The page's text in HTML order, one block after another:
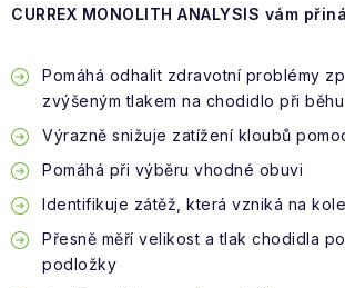
NOVÝ IMPORT
ZIMNÍ SPORTY
LETNÍ SPORTY
ZNAČKY
CURREX MONOLITH ANALYSIS vám
Pomáhá odhalit zdravotní problémy
zvýšeným tlakem na chodidlo při
Výrazně snižuje zatížení kloubů
Pomáhá při výběru vhodné obuvi
Identifikuje zátěž, která vzniká na
Přesně měří velikost a tlak chodidla
podložky